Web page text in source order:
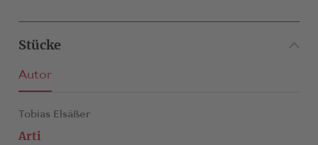
Stücke
Autor
Tobias Elsäßer
Arti